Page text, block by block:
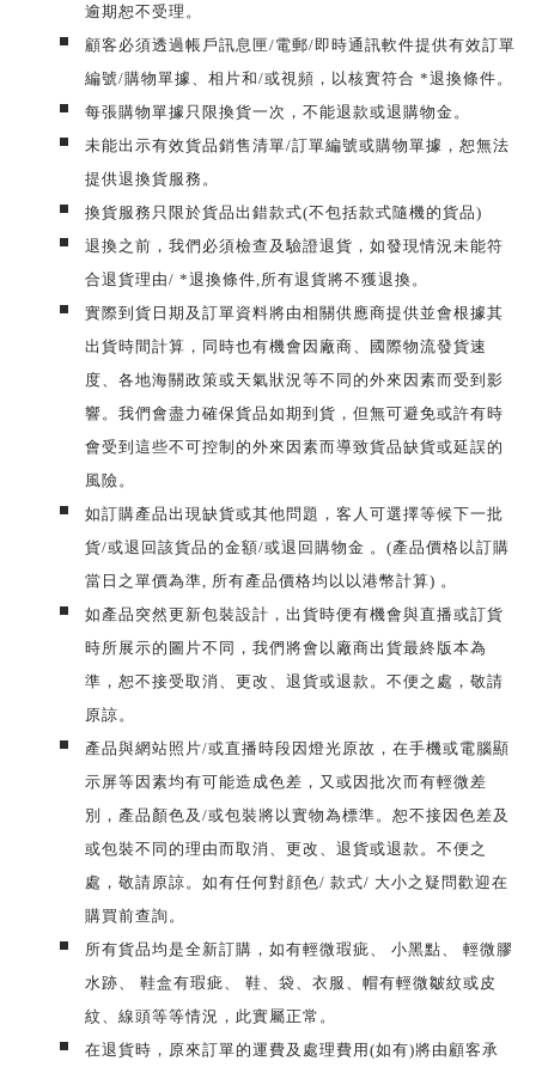
逾期恕不受理。
顧客必須透過帳戶訊息匣/電郵/即時通訊軟件提供有效訂單
編號/購物單據、相片和/或視頻，以核實符合 *退換條件。
每張購物單據只限換貨一次，不能退款或退購物金。
未能出示有效貨品銷售清單/訂單編號或購物單據，恕無法
提供退換貨服務。
換貨服務只限於貨品出錯款式(不包括款式隨機的貨品)
退換之前，我們必須檢查及驗證退貨，如發現情況未能符
合退貨理由/ *退換條件,所有退貨將不獲退換。
實際到貨日期及訂單資料將由相關供應商提供並會根據其
出貨時間計算，同時也有機會因廠商、國際物流發貨速
度、各地海關政策或天氣狀況等不同的外來因素而受到影
響。我們會盡力確保貨品如期到貨，但無可避免或許有時
會受到這些不可控制的外來因素而導致貨品缺貨或延誤的
風險。
如訂購產品出現缺貨或其他問題，客人可選擇等候下一批
貨/或退回該貨品的金額/或退回購物金 。(產品價格以訂購
當日之單價為準, 所有產品價格均以以港幣計算) 。
如產品突然更新包裝設計，出貨時便有機會與直播或訂貨
時所展示的圖片不同，我們將會以廠商出貨最終版本為
準，恕不接受取消、更改、退貨或退款。不便之處，敬請
原諒。
產品與網站照片/或直播時段因燈光原故，在手機或電腦顯
示屏等因素均有可能造成色差，又或因批次而有輕微差
別，產品顏色及/或包裝將以實物為標準。恕不接因色差及
或包裝不同的理由而取消、更改、退貨或退款。不便之
處，敬請原諒。如有任何對顔色/ 款式/ 大小之疑問歡迎在
購買前查詢。
所有貨品均是全新訂購，如有輕微瑕疵、 小黑點、 輕微膠
水跡、 鞋盒有瑕疵、 鞋、袋、衣服、帽有輕微皺紋或皮
紋、線頭等等情況，此實屬正常。
在退貨時，原來訂單的運費及處理費用(如有)將由顧客承